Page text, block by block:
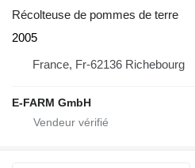
Récolteuse de pommes de terre
2005
France, Fr-62136 Richebourg
E-FARM GmbH